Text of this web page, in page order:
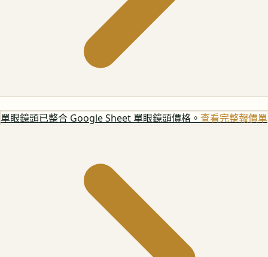
單眼鏡頭已整合 Google Sheet 單眼鏡頭價格。 查看完整報價單